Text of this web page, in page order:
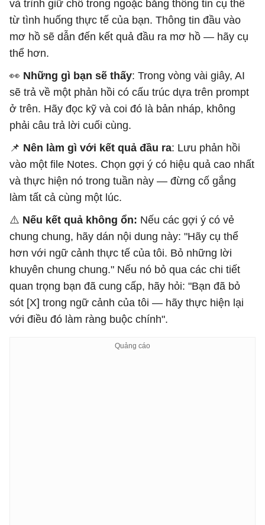
và trình giữ chỗ trong ngoặc bằng thông tin cụ thể
từ tình huống thực tế của bạn. Thông tin đầu vào
mơ hồ sẽ dẫn đến kết quả đầu ra mơ hồ — hãy cụ
thể hơn.
👀 Những gì bạn sẽ thấy: Trong vòng vài giây, AI
sẽ trả về một phản hồi có cấu trúc dựa trên prompt
ở trên. Hãy đọc kỹ và coi đó là bản nháp, không
phải câu trả lời cuối cùng.
📌 Nên làm gì với kết quả đầu ra: Lưu phản hồi
vào một file Notes. Chọn gợi ý có hiệu quả cao nhất
và thực hiện nó trong tuần này — đừng cố gắng
làm tất cả cùng một lúc.
⚠️ Nếu kết quả không ổn: Nếu các gợi ý có vẻ
chung chung, hãy dán nội dung này: "Hãy cụ thể
hơn với ngữ cảnh thực tế của tôi. Bỏ những lời
khuyên chung chung." Nếu nó bỏ qua các chi tiết
quan trọng bạn đã cung cấp, hãy hỏi: "Bạn đã bỏ
sót [X] trong ngữ cảnh của tôi — hãy thực hiện lại
với điều đó làm ràng buộc chính".